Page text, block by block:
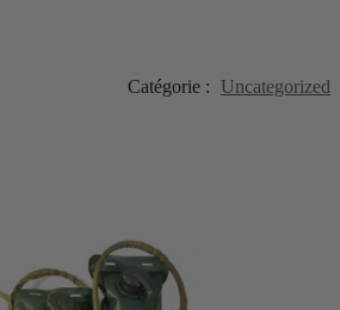
Catégorie : Uncategorized